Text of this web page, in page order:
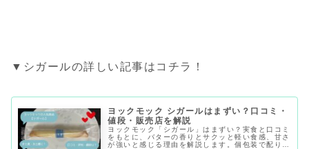
▼シガールの詳しい記事はコチラ！
ヨックモック シガールはまずい？口コミ・
値段・販売店を解説
ヨックモック「シガール」はまずい？実食と口コミ
をもとに、バターの香りとサクッと軽い食感、甘さ
が強いと感じる理由を解説します。個包装で配りや